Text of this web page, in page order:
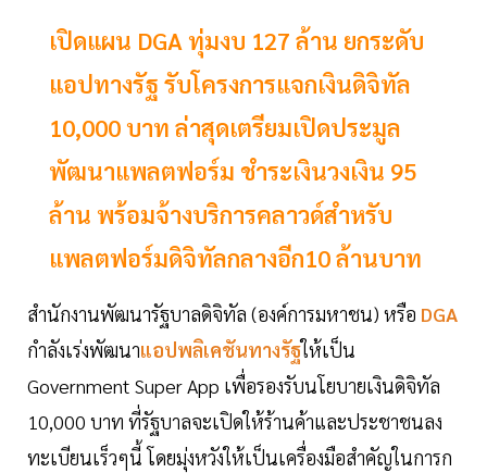
เปิดแผน DGA ทุ่มงบ 127 ล้าน ยกระดับ
แอปทางรัฐ รับโครงการแจกเงินดิจิทัล
10,000 บาท ล่าสุดเตรียมเปิดประมูล
พัฒนาแพลตฟอร์ม ชำระเงินวงเงิน 95
ล้าน พร้อมจ้างบริการคลาวด์สำหรับ
แพลตฟอร์มดิจิทัลกลางอีก10 ล้านบาท
สำนักงานพัฒนารัฐบาลดิจิทัล (องค์การมหาชน) หรือ DGA
กำลังเร่งพัฒนาแอปพลิเคชันทางรัฐให้เป็น
Government Super App เพื่อรองรับนโยบายเงินดิจิทัล
10,000 บาท ที่รัฐบาลจะเปิดให้ร้านค้าและประชาชนลง
ทะเบียนเร็วๆนี้ โดยมุ่งหวังให้เป็นเครื่องมือสำคัญในการก